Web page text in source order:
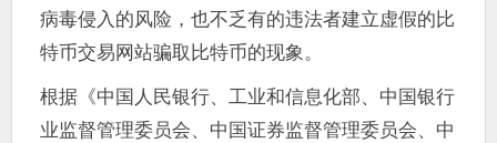
病毒侵入的风险，也不乏有的违法者建立虚假的比
特币交易网站骗取比特币的现象。
根据《中国人民银行、工业和信息化部、中国银行
业监督管理委员会、中国证券监督管理委员会、中